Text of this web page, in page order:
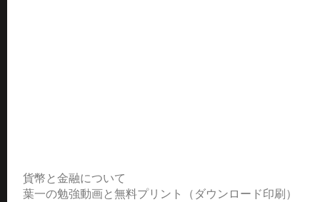
貨幣と金融について
葉一の勉強動画と無料プリント（ダウンロード印刷）